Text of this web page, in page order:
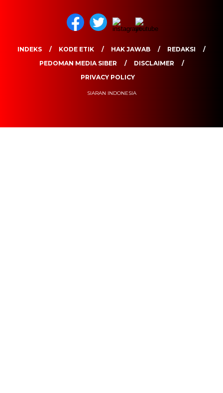
INDEKS KODE ETIK HAK JAWAB
REDAKSI
PEDOMAN MEDIA SIBER
DISCLAIMER
PRIVACY POLICY
SIARAN INDONESIA